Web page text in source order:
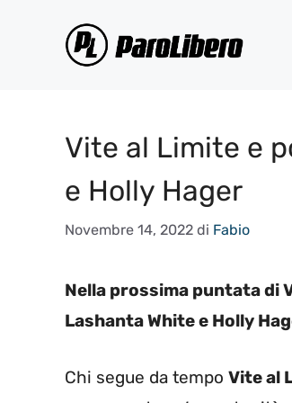
Vite al Limite e
e Holly Hager
Novembre 14, 2022 di Fabio
Nella prossima puntata di
Lashanta White e Holly
Chi segue da tempo Vite al